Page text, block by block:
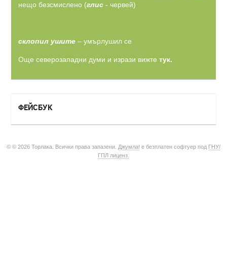
нещо безсмислено (глис - червей)
склопил ушите – умърлушил се
Още северозападни думи и изрази вижте тук.
ФЕЙСБУК
© © 2026 Торлака. Всички права запазени. Джумла! е безплатен софтуер под ГНУ/
ГПЛ лиценз.